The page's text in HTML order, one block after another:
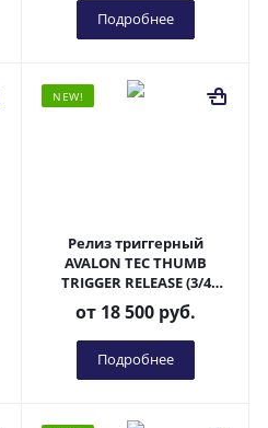
Подробнее
NEW!
Релиз триггерный
AVALON TEC THUMB
TRIGGER RELEASE (3/4
пальца)
от 18 500 руб.
Подробнее